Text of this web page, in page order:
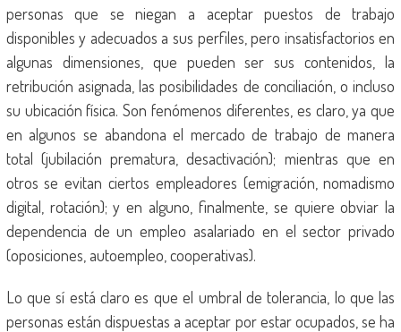
personas que se niegan a aceptar puestos de trabajo
disponibles y adecuados a sus perfiles, pero insatisfactorios en
algunas dimensiones, que pueden ser sus contenidos, la
retribución asignada, las posibilidades de conciliación, o incluso
su ubicación física. Son fenómenos diferentes, es claro, ya que
en algunos se abandona el mercado de trabajo de manera
total (jubilación prematura, desactivación); mientras que en
otros se evitan ciertos empleadores (emigración, nomadismo
digital, rotación); y en alguno, finalmente, se quiere obviar la
dependencia de un empleo asalariado en el sector privado
(oposiciones, autoempleo, cooperativas).
Lo que sí está claro es que el umbral de tolerancia, lo que las
personas están dispuestas a aceptar por estar ocupados, se ha